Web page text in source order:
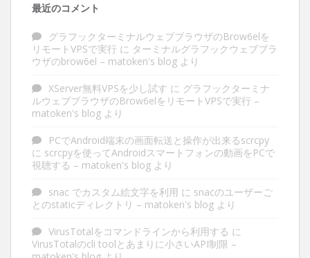
最近のコメント
グラフックターミナルウェブブラウザのBrow6elを
リモートVPSで実行 に ターミナルグラフックウェブブラ
ウザのbrow6el – matoken's blog より
XServer無料VPSを少し試す に グラフックターミナ
ルウェブブラウザのBrow6elをリモートVPSで実行 –
matoken's blog より
PCでAndroid端末の画面転送と操作が出来るscrcpy
に scrcpyを使ってAndroidスマートフォンの動画をPCで
視聴する – matoken's blog より
snac でカスタム絵文字を利用 に snacのユーザーご
とのstaticディレクトリ – matoken's blog より
VirusTotalをコマンドラインから利用する に
VirusTotalのcli toolとあまりに小さいAPI制限 –